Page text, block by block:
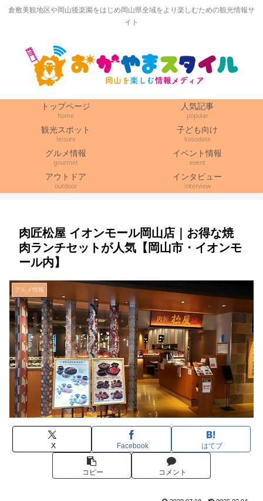
倉敷美観地区や岡山後楽園をはじめ岡山県全域をより楽しむための観光情報サ
イト
トップページ
home
人気記事
popular
観光スポット
leisure
子ども向け
kosodate
グルメ情報
gourmet
イベント情報
event
アウトドア
outdoor
インタビュー
interview
肉匠松屋 イオンモール岡山店｜お得な焼
肉ランチセットが人気【岡山市・イオンモ
ール内】
グルメ情報
X Facebook はてブ
コピー コメント